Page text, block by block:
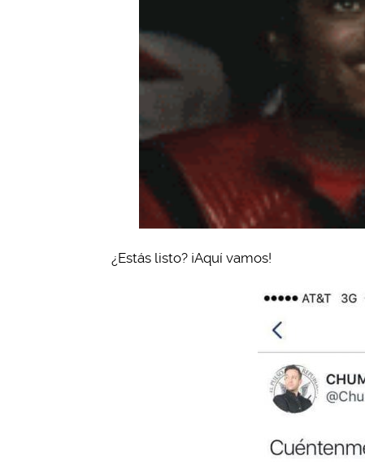
¿Estás listo? ¡Aquí vamos!